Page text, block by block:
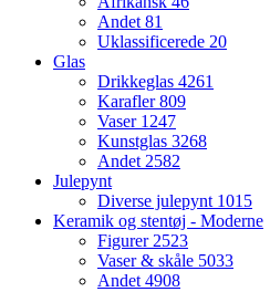
Andet 81
Uklassificerede 20
Glas
Drikkeglas 4261
Karafler809
Vaser 1247
Kunstglas 3268
Andet 2582
Julepynt
Diverse julepynt 1015
Keramik og stentøj - Moderne
Figurer 2523
Vaser & skåle 5033
Andet 4908